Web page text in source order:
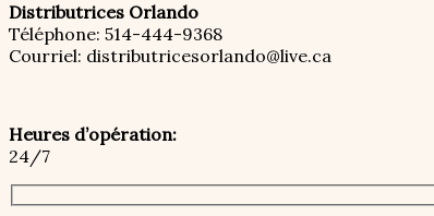
Distributrices Orlando
Téléphone: 514-444-9368
Courriel: distributricesorlando@live.ca
Heures d’opération:
24/7